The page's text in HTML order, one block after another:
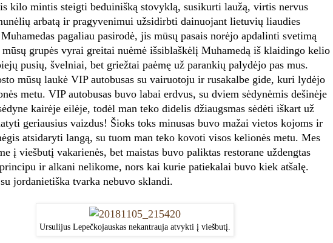
kilo mintis steigti beduinišką stovyklą, susikurti laužą, virtis nervus
arbatą ir pragyvenimui užsidirbti dainuojant lietuvių liaudies
pagaliau pasirodė, jis mūsų pasais norėjo apdalinti svetimą
grupės vyrai greitai nuėmė išsiblaškėlį Muhamedą iš klaidingo kelio
pusių, švelniai, bet griežtai paėmę už parankių palydėjo pas mus.
mūsų laukė VIP autobusas su vairuotoju ir rusakalbe gide, kuri lydėjo
metu. VIP autobusas buvo labai erdvus, su dviem sėdynėmis dešinėje
kairėje eilėje, todėl man teko didelis džiaugsmas sėdėti iškart už
geriausius vaizdus! Šioks toks minusas buvo mažai vietos kojoms ir
atsidaryti langą, su tuom man teko kovoti visos kelionės metu. Mes
į viešbutį vakarienės, bet maistas buvo paliktas restorane uždengtas
ir alkani nelikome, nors kai kurie patiekalai buvo kiek atšalę.
jordanietiška tvarka nebuvo sklandi.
Ursulijus Lepečkojauskas nekantrauja atvykti į viešbutį.